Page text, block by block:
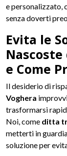
e personalizzato,
senza doverti
Evita le
e Come
Il desiderio di
Voghera
trasformarsi
Noi, come ditta
metterti in
soluzione per